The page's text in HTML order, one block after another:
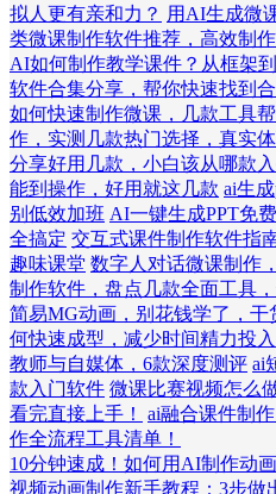
拟人更有亲和力？ 用AI生成微
类微课制作软件推荐，高效制
AI如何制作教学课件？从框架
软件合集分享，帮你快速找到
如何快速制作微课，几款工具
作，实测几款热门选择，真实
分享好用几款，小白该从哪款
能到操作，好用就这几款 ai生
别低效加班 AI一键生成PPT免
全搞定 交互式课件制作软件指
趣味课堂 数字人对话微课制作
制作软件，盘点几款全面工具
简易MG动画，别花钱学了，干
何快速成型，减少时间精力投入
教师与自媒体，6款深度测评 ai
款入门软件 微课比赛视频怎么
看完直接上手！
ai融合课件制
作全流程工具清单！
10分钟速成！如何用AI制作动
视频动画制作新手教程：3步做